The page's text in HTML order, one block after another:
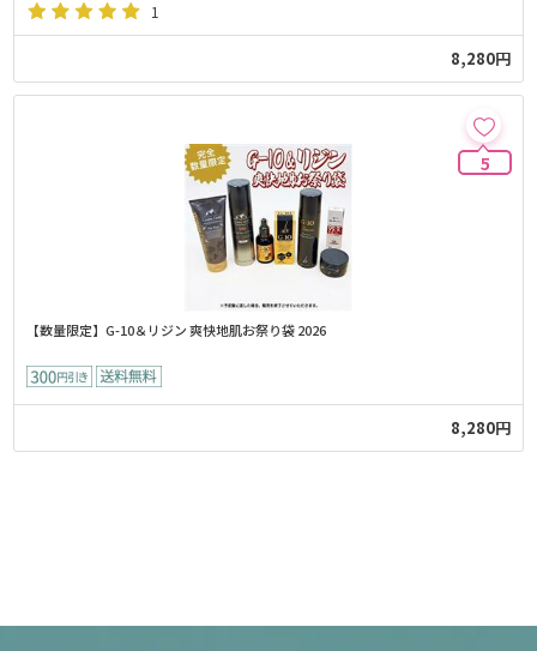
1
8,280円
5
【数量限定】G-10＆リジン 爽快地肌お祭り袋 2026
8,280円